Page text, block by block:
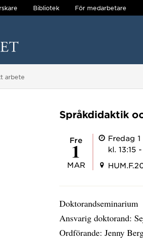
Bibliotek För medarbetare
arbete
Språkdidaktik
fre
1
MAR
Fredag
kl. 13:15
Doktorandseminarium
Ansvarig doktorand:
Ordförande: Jenny